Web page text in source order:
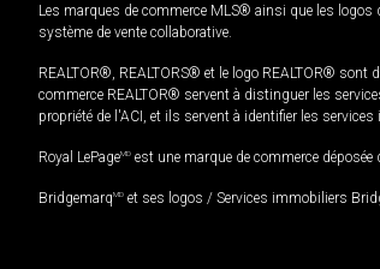
Les marques de commerce MLS® ainsi que les
système de vente collaborative.
REALTOR®, REALTORS® et le logo REALTOR®
commerce REALTOR® servent à distinguer les
propriété de l'ACI, et ils servent à identifier les
Royal LePageMD est une marque de commerce
BridgemarqMD et ses logos / Services immobiliers